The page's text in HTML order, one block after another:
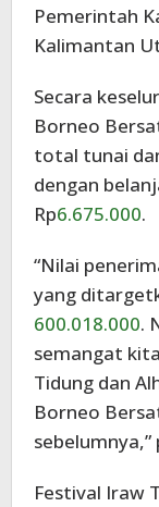
Pemerintah
Kalimantan
Secara
Borneo
total tunai
dengan
Rp6.675.000.
“Nilai
yang
600.018.000.
semangat
Tidung dan
Borneo
sebelumnya,”
Festival Iraw